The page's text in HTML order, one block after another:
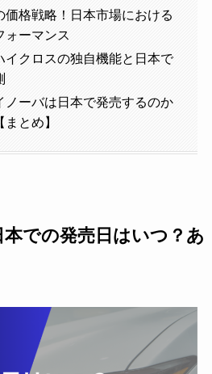
価格戦略！日本市場における
ォーマンス
イクロスの独自機能と日本で
ノーバは日本で発売するのか
とめ】
本での発売日はいつ？あ